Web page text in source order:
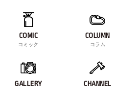
COMIC
コミック
COLUMN
コラム
GALLERY CHANNEL